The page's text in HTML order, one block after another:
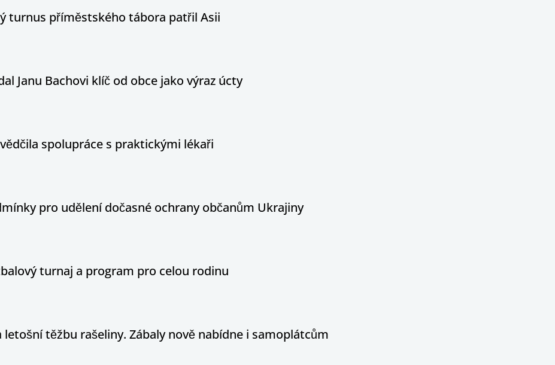
turnus příměstského tábora patřil Asii
Janu Bachovi klíč od obce jako výraz úcty
spolupráce s praktickými lékaři
pro udělení dočasné ochrany občanům Ukrajiny
turnaj a program pro celou rodinu
těžbu rašeliny. Zábaly nově nabídne i samoplátcům